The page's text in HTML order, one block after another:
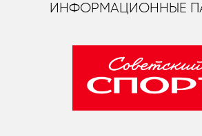
ИНФОРМАЦИОННЫЕ